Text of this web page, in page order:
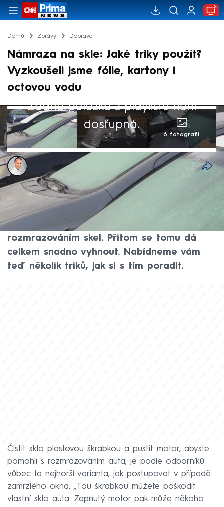
Domů Zprávy Doprava
Námraza na skle: Jaké triky použít?
Vyzkoušeli jsme fólie, kartony i
octovou vodu
Žádná položka z playlistu není
dostupná.
6 fotografií
Robert Héč
8. led 2026, 06:25
Každý motorista to určitě dobře zná. V
mrazivých dnech ráno spěcháte a pak
dlouhé minuty strávíte škrábáním a
rozmrazováním skel. Přitom se tomu dá
celkem snadno vyhnout. Nabídneme vám
teď několik triků, jak si s tím poradit.
Čistit sklo plastovou škrabkou a pustit motor, abyste
pomohli s rozmrazováním auta, je podle odborníků
vůbec ta nejhorší varianta, jak postupovat v případě
zamrzlého okna. „Tou škrabkou můžete poškodit
vlastní sklo auta. Zapnutý motor pak může někoho